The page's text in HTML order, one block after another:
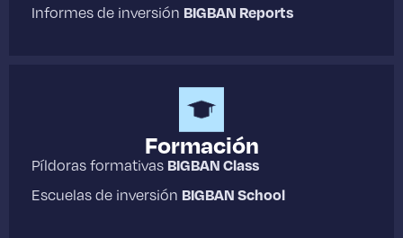
Informes de inversión BIGBAN Reports
Formación
Píldoras formativas BIGBAN Class
Escuelas de inversión BIGBAN School